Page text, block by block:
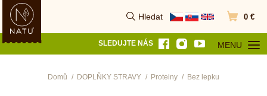
Hledat
Vyhledat Přejít do
0 €
SLEDUJTE NÁS MENU
OTEVŘÍT
Domů DOPLŇKY STRAVY Proteiny Bez lepku